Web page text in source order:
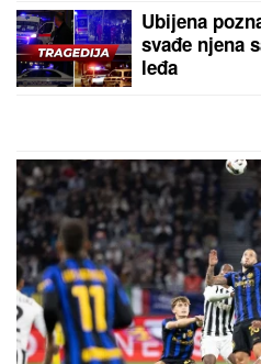
CRNOJ GORI
filtera: U
leđima,